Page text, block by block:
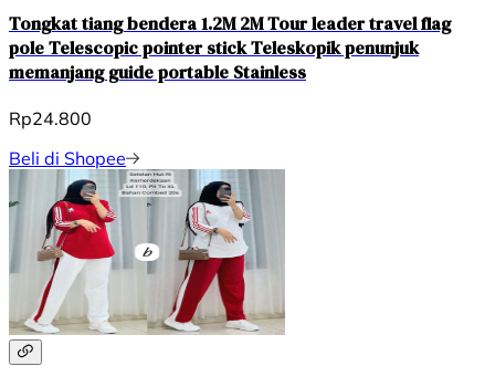
Tongkat tiang bendera 1.2M 2M Tour leader travel flag
pole Telescopic pointer stick Teleskopik penunjuk
memanjang guide portable Stainless
Rp24.800
Beli di Shopee